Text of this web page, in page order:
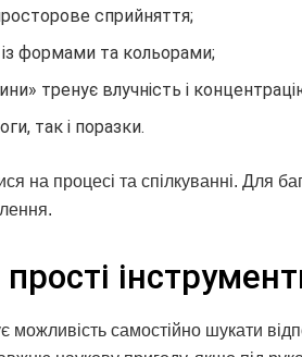
сприйняття;
формами та кольорами;
тренує влучність і
так і поразки.
на процесі та спілкуванні. Для
можливість самостійно шукати